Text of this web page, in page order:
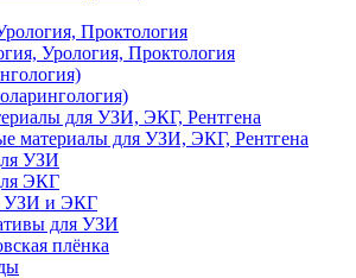
Проктология
Урология, Проктология
для УЗИ, ЭКГ, Рентгена
материалы для УЗИ, ЭКГ, Рентгена
УЗИ
ЭКГ
УЗИ и ЭКГ
для УЗИ
плёнка